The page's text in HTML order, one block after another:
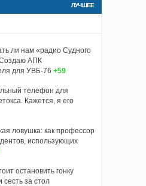
ЛУЧШЕЕ
ли нам «радио Судного
АПК
для УВБ-76 +59
телефон для
Кажется, я его
ловушка: как профессор
использующих
остановить гонку
сесть за стол